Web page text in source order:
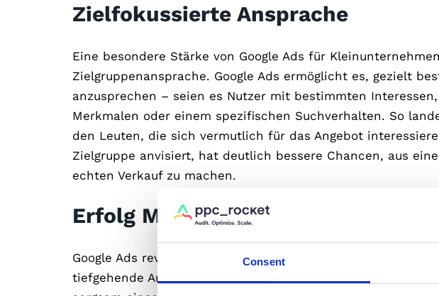
Consent
Zielfokussierte Ansprache
Eine besondere Stärke von Google Ads für
Zielgruppenansprache. Google Ads ermöglicht es, gezielt
anzusprechen – seien es Nutzer mit bestimmten
Merkmalen oder einem spezifischen Suchverhalten. So
den Leuten, die sich vermutlich für das Angebot
Zielgruppe anvisiert, hat deutlich bessere Chancen, aus
echten Verkauf zu machen.
Erfolg Messen: Klar und Konkret
Google Ads revolutioniert die Werbewelt mit seiner
tiefgehende Analysen zu liefern. Für kleine Unternehmen,